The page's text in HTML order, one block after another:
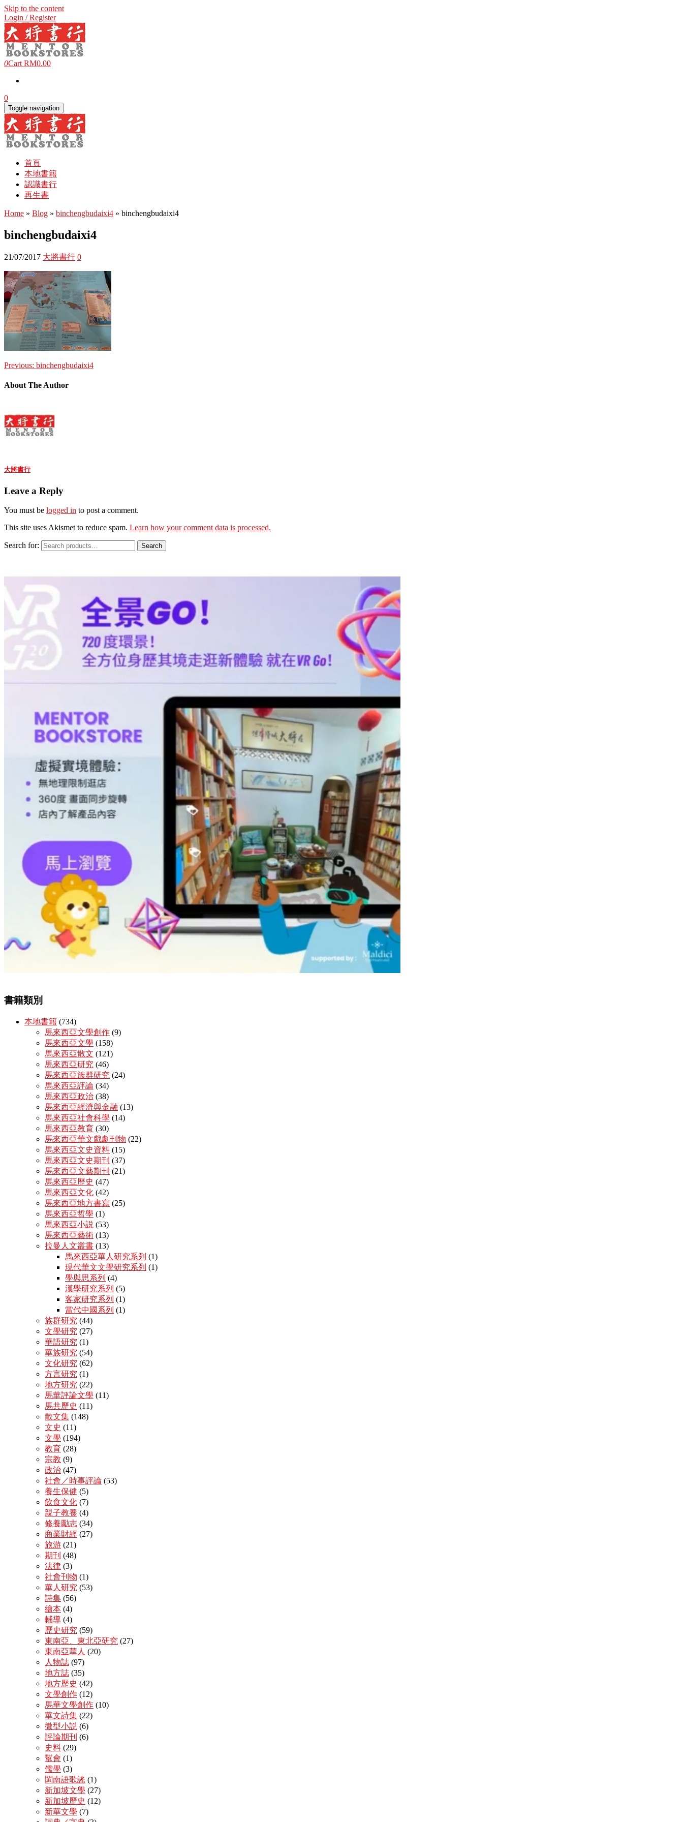
Skip to the content
Login / Register
0Cart RM0.00
0
Toggle navigation
首頁
本地書籍
認識書行
再生書
Home » Blog » binchengbudaixi4 » binchengbudaixi4
binchengbudaixi4
21/07/2017 大將書行 0
Previous: binchengbudaixi4
About The Author
大將書行
Leave a Reply
You must be logged in to post a comment.
This site uses Akismet to reduce spam. Learn how your comment data is processed.
Search for: Search
書籍類別
本地書籍 (734)
馬來西亞文學創作 (9)
馬來西亞文學 (158)
馬來西亞散文 (121)
馬來西亞研究 (46)
馬來西亞族群研究 (24)
馬來西亞評論 (34)
馬來西亞政治 (38)
馬來西亞經濟與金融 (13)
馬來西亞社會科學 (14)
馬來西亞教育 (30)
馬來西亞華文戲劇刊物 (22)
馬來西亞文史資料 (15)
馬來西亞文史期刊 (37)
馬來西亞文藝期刊 (21)
馬來西亞歷史 (47)
馬來西亞文化 (42)
馬來西亞地方書寫 (25)
馬來西亞哲學 (1)
馬來西亞小説 (53)
馬來西亞藝術 (13)
拉曼人文叢書 (13)
馬來西亞華人研究系列 (1)
現代華文文學研究系列 (1)
學與思系列 (4)
漢學研究系列 (5)
客家研究系列 (1)
當代中國系列 (1)
族群研究 (44)
文學研究 (27)
華語研究 (1)
華族研究 (54)
文化研究 (62)
方言研究 (1)
地方研究 (22)
馬華評論文學 (11)
馬共歷史 (11)
散文集 (148)
文史 (11)
文學 (194)
教育 (28)
宗教 (9)
政治 (47)
社會／時事評論 (53)
養生保健 (5)
飲食文化 (7)
親子教養 (4)
修養勵志 (34)
商業財經 (27)
旅游 (21)
期刊 (48)
法律 (3)
社會刊物 (1)
華人研究 (53)
詩集 (56)
繪本 (4)
輔導 (4)
歷史研究 (59)
東南亞、東北亞研究 (27)
東南亞華人 (20)
人物誌 (97)
地方誌 (35)
地方歷史 (42)
文學創作 (12)
馬華文學創作 (10)
華文詩集 (22)
微型小説 (6)
評論期刊 (6)
史料 (29)
幫會 (1)
儒學 (3)
閩南語歌謠 (1)
新加坡文學 (27)
新加坡歷史 (12)
新華文學 (7)